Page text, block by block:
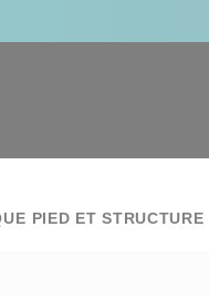
PIED ET STRUCTURE